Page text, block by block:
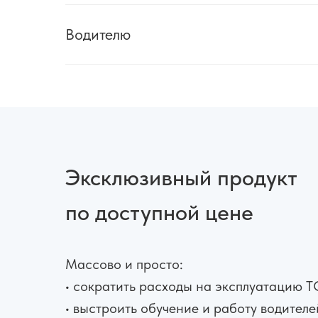
Водителю
Эксклюзивный продукт
по доступной цене
Массово и просто:
• сократить расходы на эксплуатацию
• выстроить обучение и работу